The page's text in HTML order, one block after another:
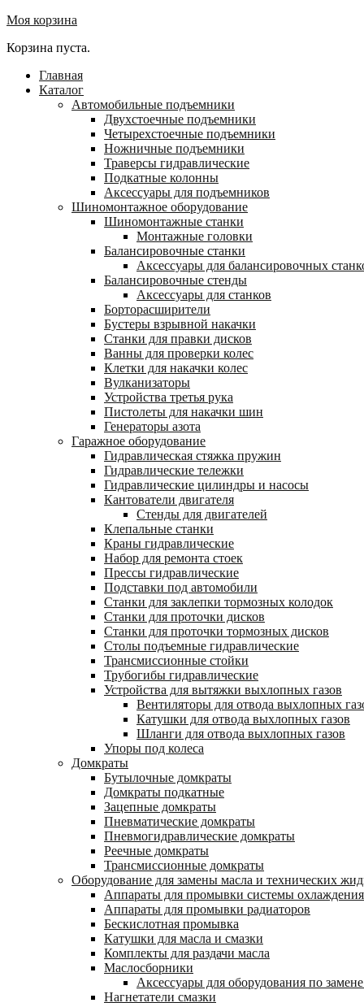
Моя корзина
Корзина пуста.
Главная
Каталог
Автомобильные подъемники
Двухстоечные подъемники
Четырехстоечные подъемники
Ножничные подъемники
Траверсы гидравлические
Подкатные колонны
Аксессуары для подъемников
Шиномонтажное оборудование
Шиномонтажные станки
Монтажные головки
Балансировочные станки
Аксессуары для балансировочных
Балансировочные стенды
Аксессуары для станков
Борторасширители
Бустеры взрывной накачки
Станки для правки дисков
Ванны для проверки колес
Клетки для накачки колес
Вулканизаторы
Устройства третья рука
Пистолеты для накачки шин
Генераторы азота
Гаражное оборудование
Гидравлическая стяжка пружин
Гидравлические тележки
Гидравлические цилиндры и насосы
Кантователи двигателя
Стенды для двигателей
Клепальные станки
Краны гидравлические
Набор для ремонта стоек
Прессы гидравлические
Подставки под автомобили
Станки для заклепки тормозных колодок
Станки для проточки дисков
Станки для проточки тормозных дисков
Столы подъемные гидравлические
Трансмиссионные стойки
Трубогибы гидравлические
Устройства для вытяжки выхлопных газов
Вентиляторы для отвода выхлопных
Катушки для отвода выхлопных газов
Шланги для отвода выхлопных газов
Упоры под колеса
Домкраты
Бутылочные домкраты
Домкраты подкатные
Зацепные домкраты
Пневматические домкраты
Пневмогидравлические домкраты
Реечные домкраты
Трансмиссионные домкраты
Оборудование для замены масла и технических
Аппараты для промывки системы охлаждения
Аппараты для промывки радиаторов
Бескислотная промывка
Катушки для масла и смазки
Комплекты для раздачи масла
Маслосборники
Аксессуары для оборудования по
Нагнетатели смазки